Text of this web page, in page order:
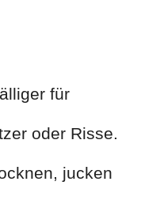
für
oder Risse.
jucken